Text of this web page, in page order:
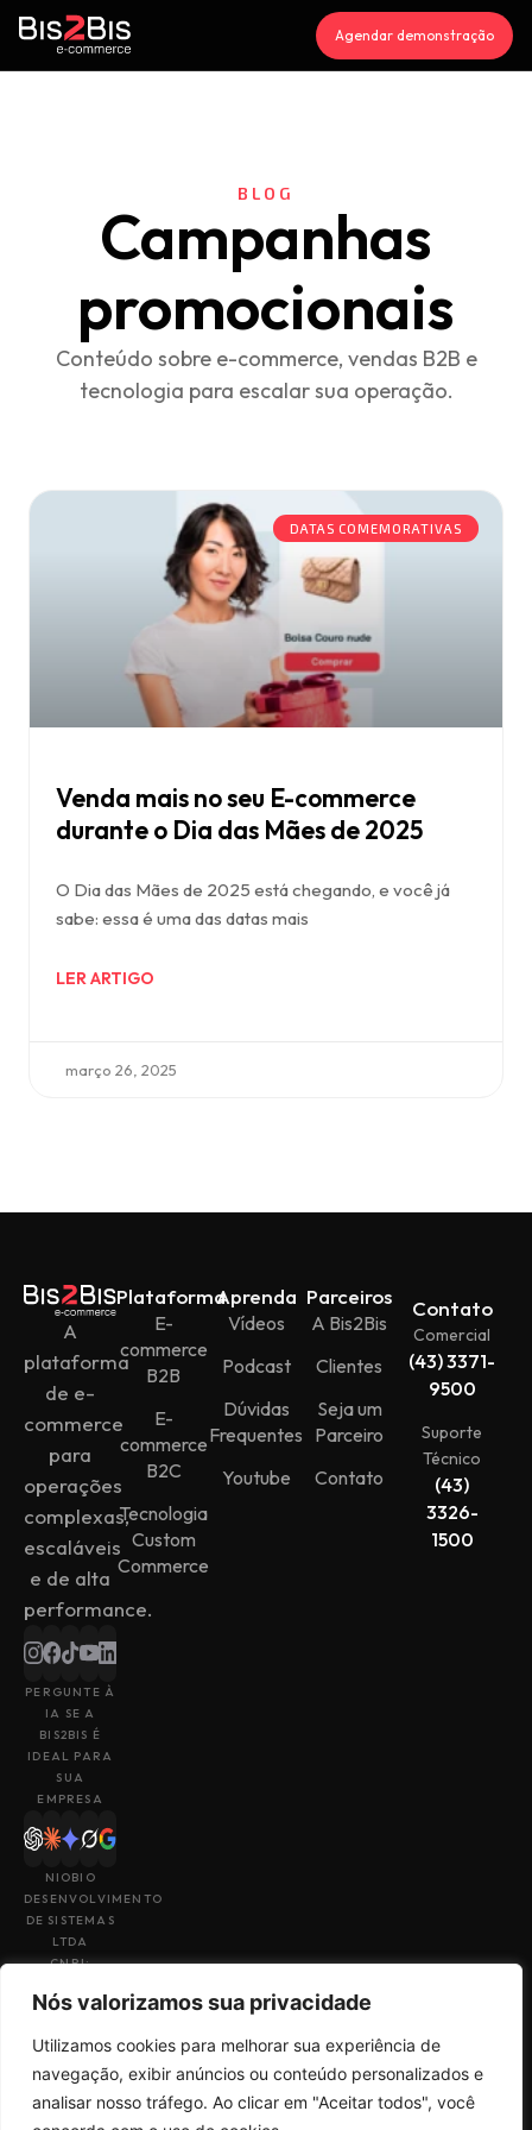
Nós valorizamos sua privacidade
Utilizamos cookies para melhorar sua experiência de
navegação, exibir anúncios ou conteúdo personalizados e
analisar nosso tráfego. Ao clicar em "Aceitar todos", você
Agendar demonstração
BLOG
Campanhas
promocionais
Conteúdo sobre e-commerce, vendas B2B e
tecnologia para escalar sua operação.
DATAS COMEMORATIVAS
Venda mais no seu E-commerce
durante o Dia das Mães de 2025
O Dia das Mães de 2025 está chegando, e você já
sabe: essa é uma das datas mais
LER ARTIGO
março 26, 2025
A
plataforma
de e-
commerce
para
operações
complexas,
escaláveis
e de alta
performance.
PERGUNTE À
IA SE A
BIS2BIS É
IDEAL PARA
SUA
EMPRESA
NIOBIO
DESENVOLVIMENTO
DE SISTEMAS
LTDA
CNPJ:
49
Plataforma
E-
commerce
B2B
E-
commerce
B2C
Tecnologia
Custom
Commerce
Aprenda
Vídeos
Podcast
Dúvidas
Frequentes
Youtube
Parceiros
A Bis2Bis
Clientes
Seja um
Parceiro
Contato
Contato
Comercial
(43) 3371-
9500
Suporte
Técnico
(43)
3326-
1500